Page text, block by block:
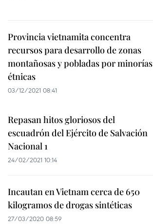
Provincia vietnamita concentra
recursos para desarrollo de zonas
montañosas y pobladas por minorías
étnicas
03/12/2021 08:41
Repasan hitos gloriosos del
escuadrón del Ejército de Salvación
Nacional 1
24/02/2021 10:14
Incautan en Vietnam cerca de 650
kilogramos de drogas sintéticas
27/03/2020 08:59